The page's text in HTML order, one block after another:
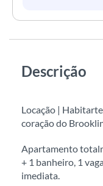
Descrição
Locação |
coração do
Apartamento
+ 1 banheiro, 1
imediata.